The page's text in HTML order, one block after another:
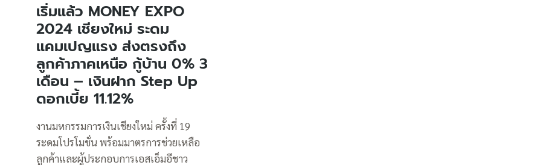
เริ่มแล้ว MONEY EXPO
2024 เชียงใหม่ ระดม
แคมเปญแรง ส่งตรงถึง
ลูกค้าภาคเหนือ กู้บ้าน 0% 3
เดือน – เงินฝาก Step Up
ดอกเบี้ย 11.12%
งานมหกรรมการเงินเชียงใหม่ ครั้งที่ 19
ระดมโปรโมชั่น พร้อมมาตรการช่วยเหลือ
ลูกค้าและผู้ประกอบการเอสเอ็มอีชาว